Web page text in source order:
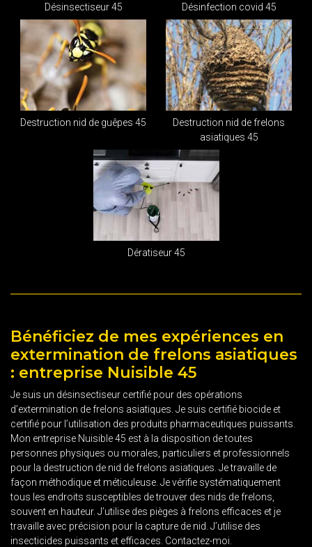
Désinsectiseur 45 Désinfection covid 45
Destruction nid de guêpes 45
Destruction nid de frelons
asiatiques 45
Dératiseur 45
Bénéficiez de mes expériences en
extermination de frelons asiatiques
: entreprise Nuisible 45
Je suis un désinsectiseur certifié pour des opérations
d’extermination de frelons asiatiques. Je suis certifié biocide et
certifié pour l’utilisation des produits pharmaceutiques puissants.
Mon entreprise Nuisible 45 est à la disposition de toutes
personnes physiques ou morales, particuliers et professionnels
pour la destruction de nid de frelons asiatiques. Je travaille de
façon méthodique et méticuleuse. Je vérifie systématiquement
tous les endroits susceptibles de trouver des nids de frelons,
souvent en hauteur. J’utilise des pièges à frelons efficaces et je
travaille avec précision pour la capture de nid. J’utilise des
insecticides puissants et efficaces. Contactez-moi.